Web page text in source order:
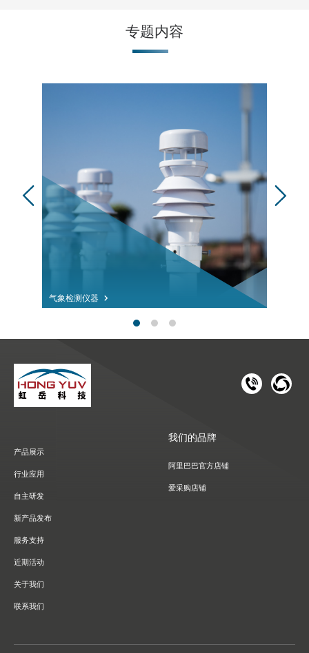
专题内容
气象检测仪器
181 1126
028-
产品展示
行业应用
自主研发
新产品发布
服务支持
近期活动
关于我们
联系我们
我们的品牌
阿里巴巴官方店铺
爱采购店铺